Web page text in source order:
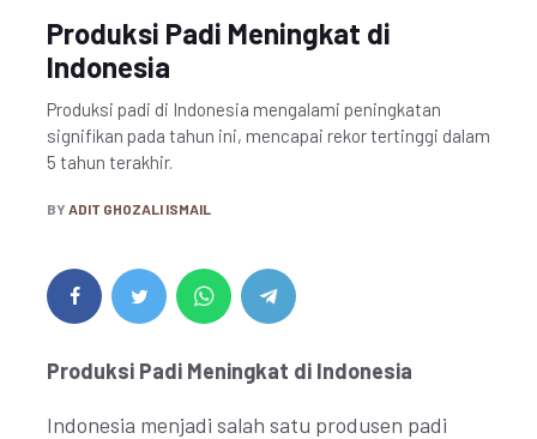
Produksi Padi Meningkat di
Indonesia
Produksi padi di Indonesia mengalami peningkatan
signifikan pada tahun ini, mencapai rekor tertinggi dalam
5 tahun terakhir.
BY ADIT GHOZALI ISMAIL
Produksi Padi Meningkat di Indonesia
Indonesia menjadi salah satu produsen padi